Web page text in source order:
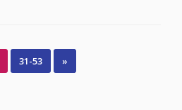
31-53 »